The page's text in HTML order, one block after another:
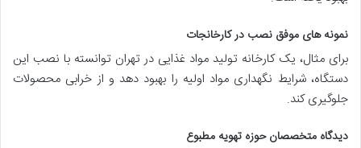
نمونه های موفق نصب در کارخانجات
برای مثال، یک کارخانه تولید مواد غذایی در تهران توانسته با نصب این
دستگاه، شرایط نگهداری مواد اولیه را بهبود دهد و از خرابی محصولات
جلوگیری کند.
دیدگاه متخصصان حوزه تهویه مطبوع